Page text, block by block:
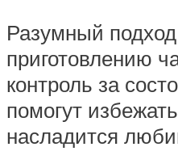
Разумный
приготовлению
контроль за
помогут
насладится